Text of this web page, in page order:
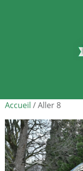
Accueil / Aller 8